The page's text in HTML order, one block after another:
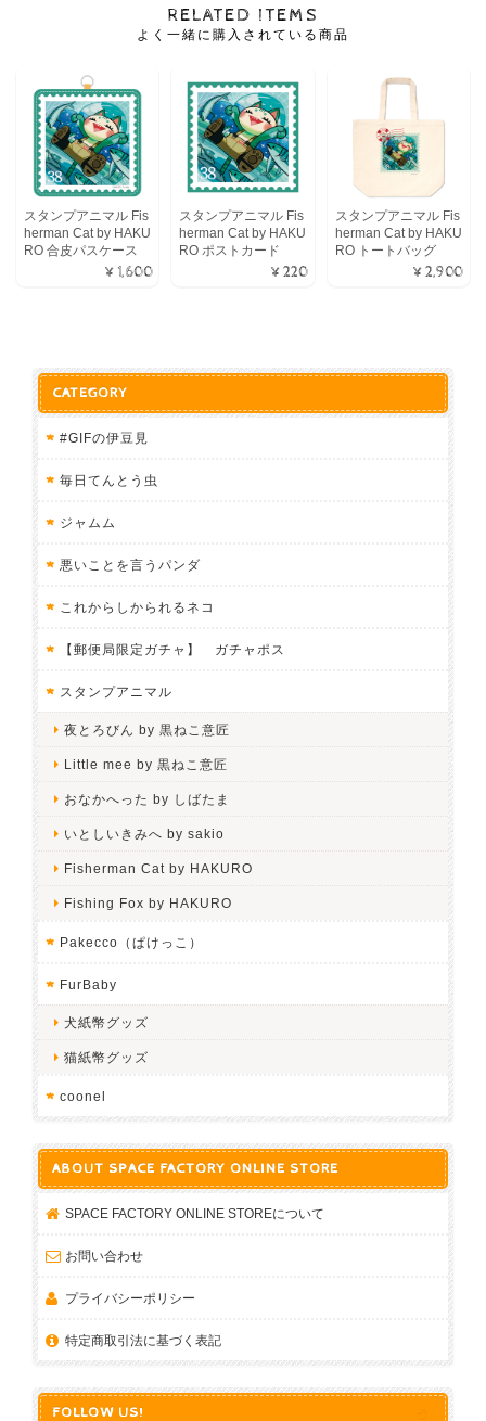
RELATED ITEMS
よく一緒に購入されている商品
スタンプアニマル Fis
herman Cat by HAKU
RO 合皮パスケース
¥1,600
スタンプアニマル Fis
herman Cat by HAKU
RO ポストカード
¥220
スタンプアニマル Fis
herman Cat by HAKU
RO トートバッグ
¥2,900
CATEGORY
#GIFの伊豆見
毎日てんとう虫
ジャムム
悪いことを言うパンダ
これからしかられるネコ
【郵便局限定ガチャ】 ガチャポス
スタンプアニマル
夜とろびん by 黒ねこ意匠
Little mee by 黒ねこ意匠
おなかへった by しばたま
いとしいきみへ by sakio
Fisherman Cat by HAKURO
Fishing Fox by HAKURO
Pakecco（ぱけっこ）
FurBaby
犬紙幣グッズ
猫紙幣グッズ
coonel
ABOUT SPACE FACTORY ONLINE STORE
SPACE FACTORY ONLINE STOREについて
お問い合わせ
プライバシーポリシー
特定商取引法に基づく表記
FOLLOW US!